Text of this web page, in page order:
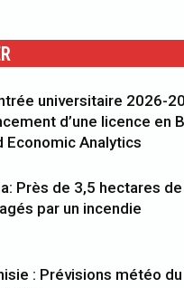
universitaire 2026-
d’une licence en
Economic Analytics
Près de 3,5 hectares
par un incendie
: Prévisions météo